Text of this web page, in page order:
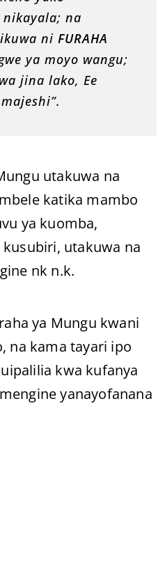
na
ni FURAHA
ya moyo wangu;
jina lako, Ee
utakuwa na
katika mambo
ya kuomba,
utakuwa na
nk n.k.
ya Mungu kwani
na kama tayari ipo
kwa kufanya
yanayofanana